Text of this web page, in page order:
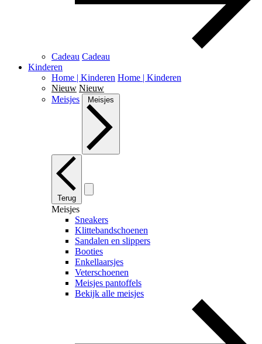
Cadeau Cadeau
Kinderen
Home | Kinderen Home | Kinderen
Nieuw Nieuw
Meisjes
Meisjes
Terug
Meisjes
Sneakers
Klittebandschoenen
Sandalen en slippers
Booties
Enkellaarsjes
Veterschoenen
Meisjes pantoffels
Bekijk alle meisjes